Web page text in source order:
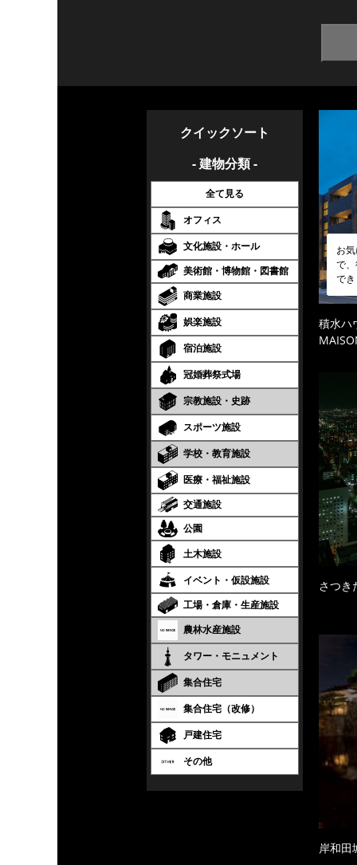
クイックソート
- 建物分類 -
全て見る
オフィス
文化施設・ホール
美術館・博物館・図書館
商業施設
娯楽施設
宿泊施設
冠婚葬祭式場
宗教施設・史跡
スポーツ施設
学校・教育施設
医療・福祉施設
交通施設
公園
土木施設
イベント・仮設施設
工場・倉庫・生産施設
農林水産施設
タワー・モニュメント
集合住宅
集合住宅（改修）
戸建住宅
その他
お
で
で
積水
さつき
岸和田